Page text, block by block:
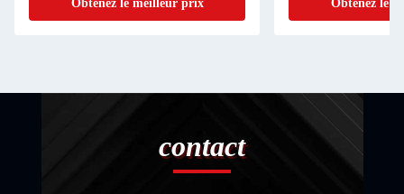
Obtenez le meilleur prix
Obtenez le
contact